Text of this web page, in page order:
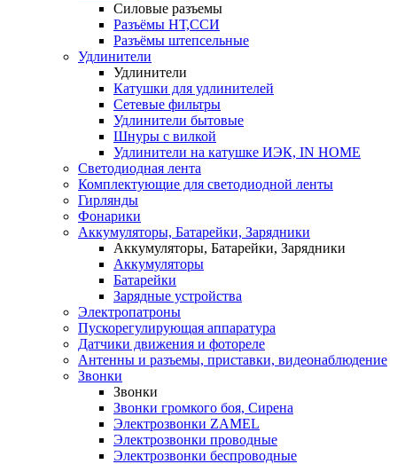
Силовые разъемы
Разъёмы НТ,ССИ
Разъёмы штепсельные
Удлинители
Удлинители
Катушки для удлинителей
Сетевые фильтры
Удлинители бытовые
Шнуры с вилкой
Удлинители на катушке ИЭК, IN HOME
Светодиодная лента
Комплектующие для светодиодной ленты
Гирлянды
Фонарики
Аккумуляторы, Батарейки, Зарядники
Аккумуляторы, Батарейки, Зарядники
Аккумуляторы
Батарейки
Зарядные устройства
Электропатроны
Пускорегулирующая аппаратура
Датчики движения и фотореле
Антенны и разъемы, приставки, видеонаблюдение
Звонки
Звонки
Звонки громкого боя, Сирена
Электрозвонки ZAMEL
Электрозвонки проводные
Электрозвонки беспроводные